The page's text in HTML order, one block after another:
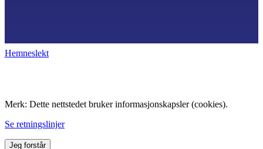
Hemneslekt
Merk: Dette nettstedet bruker informasjonskapsler (cookies).
Se retningslinjer
Jeg forstår